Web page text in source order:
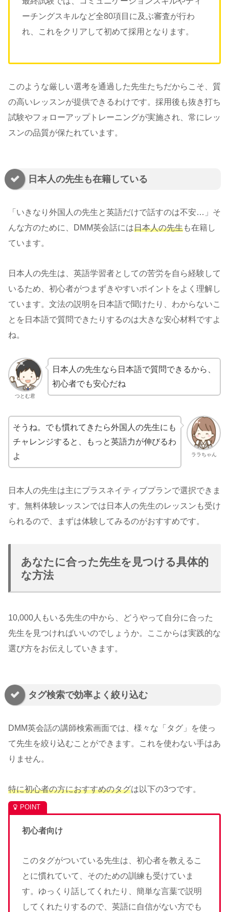
ーチングスキルなど全80項目に及ぶ審査が行わ
れ、これをクリアして初めて採用となります。
このような厳しい選考を通過した先生たちだからこそ、質
の高いレッスンが提供できるわけです。採用後も抜き打ち
試験やフォローアップトレーニングが実施され、常にレッ
スンの品質が保たれています。
日本人の先生も在籍している
「いきなり外国人の先生と英語だけで話すのは不安…」そ
んな方のために、DMM英会話には日本人の先生も在籍し
ています。
日本人の先生は、英語学習者としての苦労を自ら経験して
いるため、初心者がつまずきやすいポイントをよく理解し
ています。文法の説明を日本語で聞けたり、わからないこ
とを日本語で質問できたりするのは大きな安心材料ですよ
ね。
つとむ君
日本人の先生なら日本語で質問できるから、
初心者でも安心だね
ララちゃん
そうね。でも慣れてきたら外国人の先生にも
チャレンジすると、もっと英語力が伸びるわ
よ
日本人の先生は主にプラスネイティブプランで選択できま
す。無料体験レッスンでは日本人の先生のレッスンも受け
られるので、まずは体験してみるのがおすすめです。
あなたに合った先生を見つける具体的
な方法
10,000人もいる先生の中から、どうやって自分に合った
先生を見つければいいのでしょうか。ここからは実践的な
選び方をお伝えしていきます。
タグ検索で効率よく絞り込む
DMM英会話の講師検索画面では、様々な「タグ」を使っ
て先生を絞り込むことができます。これを使わない手はあ
りません。
特に初心者の方におすすめのタグは以下の3つです。
初心者向け
このタグがついている先生は、初心者を教えるこ
とに慣れていて、そのための訓練も受けていま
す。ゆっくり話してくれたり、簡単な言葉で説明
してくれたりするので、英語に自信がない方でも